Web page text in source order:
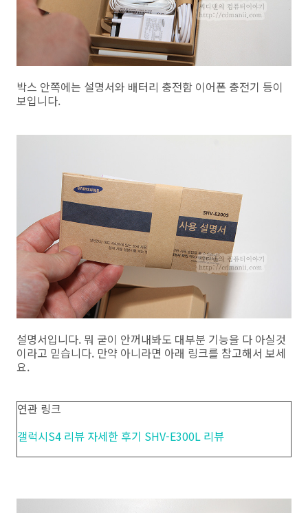
박스 안쪽에는 설명서와 배터리 충전함 이어폰 충전기 등이
보입니다.
설명서입니다. 뭐 굳이 안꺼내봐도 대부분 기능을 다 아실것
이라고 믿습니다. 만약 아니라면 아래 링크를 참고해서 보세
요.
연관 링크
갤럭시S4 리뷰 자세한 후기 SHV-E300L 리뷰